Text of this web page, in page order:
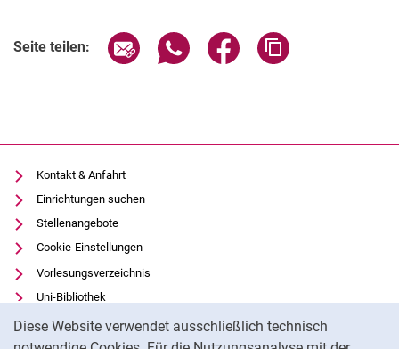
Diese Website verwendet ausschließlich technisch
Seite teilen: Seite über E-Mail teilen
Seite über WhatsApp teilen
Seite über Facebook
Kontakt & Anfahrt
Einrichtungen suchen
Stellenangebote
Cookie-Einstellungen
Vorlesungsverzeichnis
Uni-Bibliothek
Moodle
Panopto